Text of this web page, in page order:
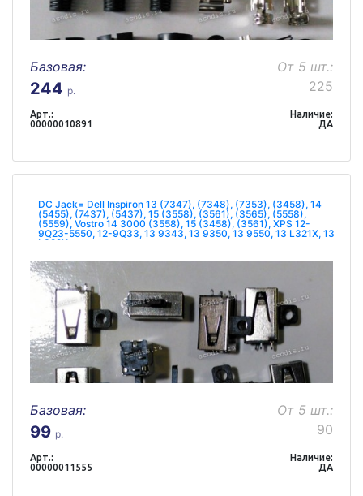
Базовая:
244 р.
От 5 шт.:
225
Арт.:
00000010891
Наличие:
ДА
DC Jack= Dell Inspiron 13 (7347), (7348), (7353), (3458), 14
(5455), (7437), (5437), 15 (3558), (3561), (3565), (5558),
(5559), Vostro 14 3000 (3558), 15 (3458), (3561), XPS 12-
9Q23-5550, 12-9Q33, 13 9343, 13 9350, 13 9550, 13 L321X, 13
L322X
Базовая:
99 р.
От 5 шт.:
90
Арт.:
00000011555
Наличие:
ДА